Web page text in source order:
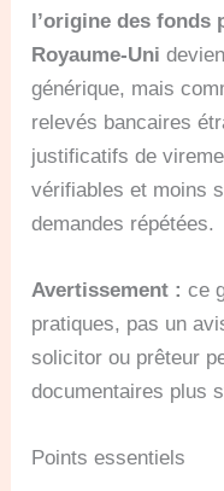
l’origine des fonds
Royaume-Uni
générique, mais
relevés bancaires
justificatifs de
vérifiables et moins
demandes répétées.
Avertissement : ce
pratiques, pas un
solicitor ou prêteur
documentaires plus
Points essentiels